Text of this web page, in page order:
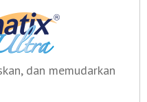
dan memudarkan